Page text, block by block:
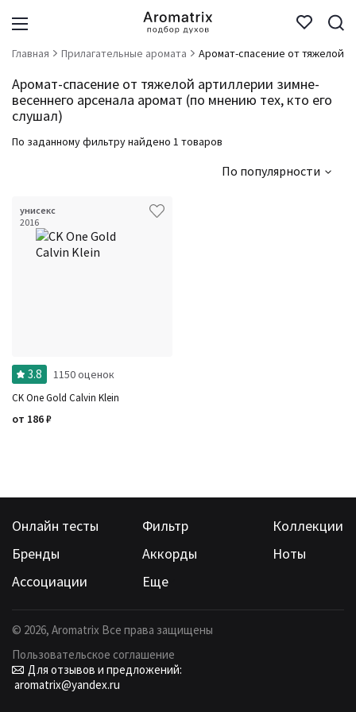
Главная Прилагательные аромата Аромат-спасение от тяжелой
Аромат-спасение от тяжелой артиллерии зимне-
весеннего арсенала аромат (по мнению тех, кто его
слушал)
По заданному фильтру найдено 1 товаров
По популярности
унисекс
2016
3.8 1150 оценок
CK One Gold Calvin Klein
от 186₽
Онлайн тесты Фильтр
Коллекции
Бренды
Аккорды
Ноты
Ассоциации
Еще
© 2026, Aromatrix Все права защищены
Пользовательское соглашение
Для отзывов и предложений:
aromatrix@yandex.ru